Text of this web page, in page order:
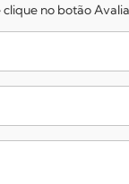
clique no botão